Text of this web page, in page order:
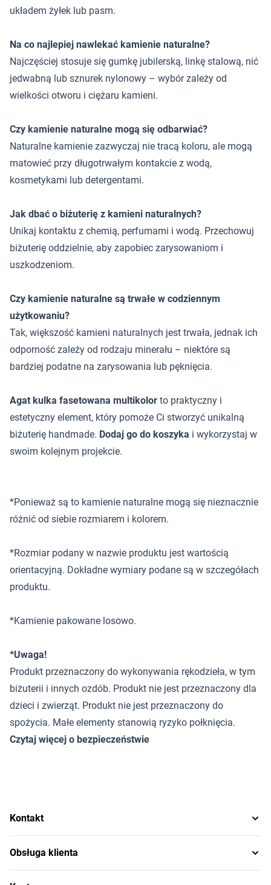
układem żyłek lub pasm.
Na co najlepiej nawlekać kamienie naturalne?
Najczęściej stosuje się gumkę jubilerską, linkę stalową, nić
jedwabną lub sznurek nylonowy – wybór zależy od
wielkości otworu i ciężaru kamieni.
Czy kamienie naturalne mogą się odbarwiać?
Naturalne kamienie zazwyczaj nie tracą koloru, ale mogą
matowieć przy długotrwałym kontakcie z wodą,
kosmetykami lub detergentami.
Jak dbać o biżuterię z kamieni naturalnych?
Unikaj kontaktu z chemią, perfumami i wodą. Przechowuj
biżuterię oddzielnie, aby zapobiec zarysowaniom i
uszkodzeniom.
Czy kamienie naturalne są trwałe w codziennym
użytkowaniu?
Tak, większość kamieni naturalnych jest trwała, jednak ich
odporność zależy od rodzaju minerału – niektóre są
bardziej podatne na zarysowania lub pęknięcia.
Agat kulka fasetowana multikolor to praktyczny i
estetyczny element, który pomoże Ci stworzyć unikalną
biżuterię handmade. Dodaj go do koszyka i wykorzystaj w
swoim kolejnym projekcie.
*Ponieważ są to kamienie naturalne mogą się nieznacznie
różnić od siebie rozmiarem i kolorem.
*Rozmiar podany w nazwie produktu jest wartością
orientacyjną. Dokładne wymiary podane są w szczegółach
produktu.
*Kamienie pakowane losowo.
*Uwaga!
Produkt przeznaczony do wykonywania rękodzieła, w tym
biżuterii i innych ozdób. Produkt nie jest przeznaczony dla
dzieci i zwierząt. Produkt nie jest przeznaczony do
spożycia. Małe elementy stanowią ryzyko połknięcia.
Czytaj więcej o bezpieczeństwie
Kontakt
Obsługa klienta